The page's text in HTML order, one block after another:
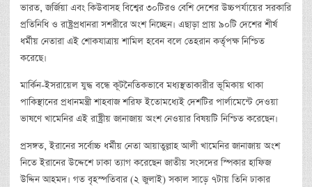
ভারত, জর্জিয়া এবং কিউবাসহ বিশ্বের ৩০টিরও বেশি দেশের উচ্চপর্যায়ের সরকারি
প্রতিনিধি ও রাষ্ট্রপ্রধানরা সশরীরে অংশ নিচ্ছেন। এছাড়া প্রায় ৯০টি দেশের শীর্ষ
ধর্মীয় নেতারা এই শোকযাত্রায় শামিল হবেন বলে তেহরান কর্তৃপক্ষ নিশ্চিত
করেছে।
মার্কিন-ইসরায়েল যুদ্ধ বন্ধে কূটনৈতিকভাবে মধ্যস্থতাকারীর ভূমিকায় থাকা
পাকিস্থানের প্রধানমন্ত্রী শাহবাজ শরিফ ইতোমধ্যেই দেশটির পার্লামেন্টে দেওয়া
ভাষণে খামেনির এই রাষ্ট্রীয় জানাজায় অংশ নেওয়ার বিষয়টি নিশ্চিত করেছেন।
প্রসঙ্গত, ইরানের সর্বোচ্চ ধর্মীয় নেতা আয়াতুল্লাহ আলী খামেনির জানাজায় অংশ
নিতে ইরানের উদ্দেশে ঢাকা ত্যাগ করেছেন জাতীয় সংসদের স্পিকার হাফিজ
উদ্দিন আহমদ। গত বৃহস্পতিবার (২ জুলাই) সকাল সাড়ে ৭টায় তিনি ঢাকার